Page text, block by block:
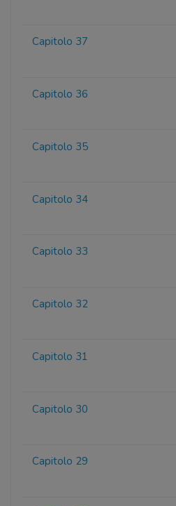
Capitolo 37
Capitolo 36
Capitolo 35
Capitolo 34
Capitolo 33
Capitolo 32
Capitolo 31
Capitolo 30
Capitolo 29